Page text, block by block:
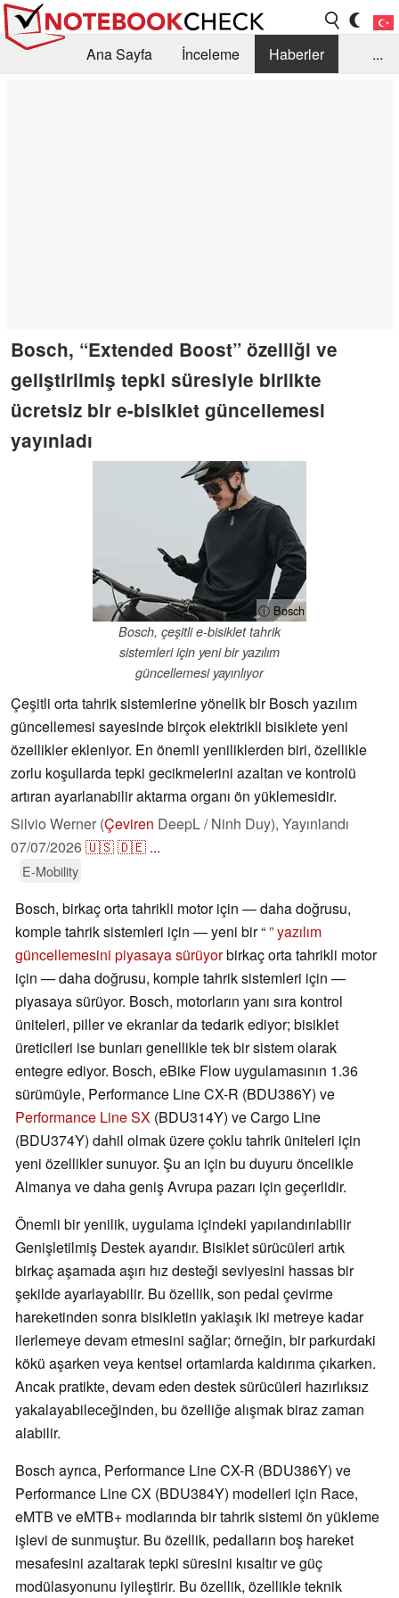
Ana Sayfa İnceleme
Haberler
...
Bosch, “Extended Boost” özelliği ve
geliştirilmiş tepki süresiyle birlikte
ücretsiz bir e-bisiklet güncellemesi
yayınladı
ⓘ Bosch
Bosch, çeşitli e-bisiklet tahrik
sistemleri için yeni bir yazılım
güncellemesi yayınlıyor
Çeşitli orta tahrik sistemlerine yönelik bir Bosch yazılım
güncellemesi sayesinde birçok elektrikli bisiklete yeni
özellikler ekleniyor. En önemli yeniliklerden biri, özellikle
zorlu koşullarda tepki gecikmelerini azaltan ve kontrolü
artıran ayarlanabilir aktarma organı ön yüklemesidir.
Silvio Werner (Çeviren DeepL / Ninh Duy), Yayınlandı
07/07/2026🇺🇸🇩🇪 ...
E-Mobility
Bosch, birkaç orta tahrikli motor için — daha doğrusu,
komple tahrik sistemleri için — yeni bir “” yazılım
güncellemesini piyasaya sürüyorbirkaç orta tahrikli motor
için — daha doğrusu, komple tahrik sistemleri için —
piyasaya sürüyor. Bosch, motorların yanı sıra kontrol
üniteleri, piller ve ekranlar da tedarik ediyor; bisiklet
üreticileri ise bunları genellikle tek bir sistem olarak
entegre ediyor. Bosch, eBike Flow uygulamasının 1.36
sürümüyle, Performance Line CX-R (BDU386Y) ve
Performance Line SX (BDU314Y) ve Cargo Line
(BDU374Y) dahil olmak üzere çoklu tahrik üniteleri için
yeni özellikler sunuyor. Şu an için bu duyuru öncelikle
Almanya ve daha geniş Avrupa pazarı için geçerlidir.
Önemli bir yenilik, uygulama içindeki yapılandırılabilir
Genişletilmiş Destek ayarıdır. Bisiklet sürücüleri artık
birkaç aşamada aşırı hız desteği seviyesini hassas bir
şekilde ayarlayabilir. Bu özellik, son pedal çevirme
hareketinden sonra bisikletin yaklaşık iki metreye kadar
ilerlemeye devam etmesini sağlar; örneğin, bir parkurdaki
kökü aşarken veya kentsel ortamlarda kaldırıma çıkarken.
Ancak pratikte, devam eden destek sürücüleri hazırlıksız
yakalayabileceğinden, bu özelliğe alışmak biraz zaman
alabilir.
Bosch ayrıca, Performance Line CX-R (BDU386Y) ve
Performance Line CX (BDU384Y) modelleri için Race,
eMTB ve eMTB+ modlarında bir tahrik sistemi ön yükleme
işlevi de sunmuştur. Bu özellik, pedalların boş hareket
mesafesini azaltarak tepki süresini kısaltır ve güç
modülasyonunu iyileştirir. Bu özellik, özellikle teknik